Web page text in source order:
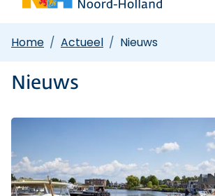
Home Actueel Nieuws
Nieuws